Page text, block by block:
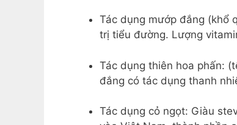
Tác dụng mướp đắng (khổ
trị tiểu đường. Lượng
Tác dụng thiên hoa phấn:
đắng có tác dụng thanh
Tác dụng cỏ ngọt: Giàu